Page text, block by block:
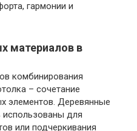
гармонии и
материалов в
комбинирования
– сочетание
элементов. Деревянные
использованы для
или подчеркивания